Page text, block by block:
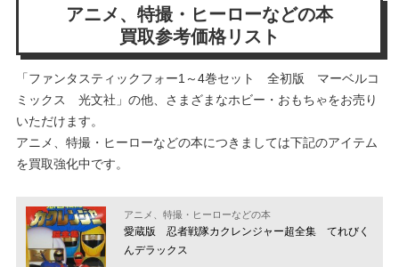
アニメ、特撮・ヒーローなどの本
買取参考価格リスト
「ファンタスティックフォー1～4巻セット 全初版 マーベルコ
ミックス 光文社」の他、さまざまなホビー・おもちゃをお売り
いただけます。
アニメ、特撮・ヒーローなどの本につきましては下記のアイテム
を買取強化中です。
アニメ、特撮・ヒーローなどの本
愛蔵版 忍者戦隊カクレンジャー超全集 てれびく
んデラックス